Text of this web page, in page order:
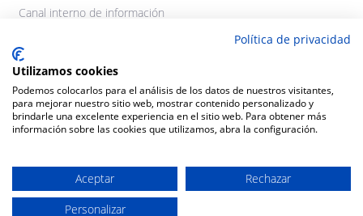
Canal interno de información
derechos reservados.
Diseño y desarrollo:THEGECO
Política de privacidad
Utilizamos cookies
Podemos colocarlos para el análisis de los datos de nuestros visitantes,
para mejorar nuestro sitio web, mostrar contenido personalizado y
brindarle una excelente experiencia en el sitio web. Para obtener más
información sobre las cookies que utilizamos, abra la configuración.
Aceptar
Rechazar
Personalizar